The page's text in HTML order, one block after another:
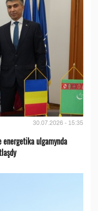
30.07.2026 - 15:35
ulgamynda